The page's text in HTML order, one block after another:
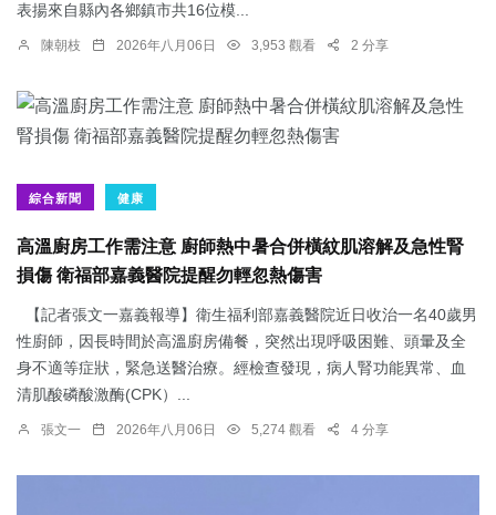
表揚來自縣內各鄉鎮市共16位模...
陳朝枝 2026年八月06日 3,953 觀看 2 分享
綜合新聞 健康
高溫廚房工作需注意 廚師熱中暑合併橫紋肌溶解及急性腎
損傷 衛福部嘉義醫院提醒勿輕忽熱傷害
【記者張文一嘉義報導】衛生福利部嘉義醫院近日收治一名40歲男
性廚師，因長時間於高溫廚房備餐，突然出現呼吸困難、頭暈及全
身不適等症狀，緊急送醫治療。經檢查發現，病人腎功能異常、血
清肌酸磷酸激酶(CPK）...
張文一 2026年八月06日 5,274 觀看 4 分享